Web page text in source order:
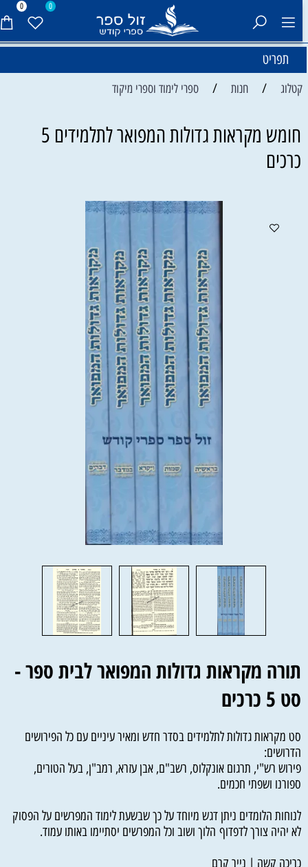
0 0
תפריט
קטלוג / חנות / ספרי לימוד וספרי מיקוד
חומש מקראות גדולות המפואר לתלמידים 5
כרכים
תורה מקראות גדולות המפואר לבית ספר -
סט 5 כרכים
סט מקראות גדולות לתלמידים בסדר חדש ומאיר עיניים עם כל הפירושים
הדרושים:
פירוש רש"י, תרגום אונקלוס, רשב"ם, אבן עזרא, רמב"ן, בעל הטורים,
ספורנו ושפתי חכמים.
לנוחות הלומדים ניתן דגש מיוחד על כך שבשעת לימוד המפרשים על הפסוק
לא יהיה צורך לדפדוף הלוך ושוב וכל המפרשים יסתיימו באותו עמוד.
כריכה קשה | נייר קרם